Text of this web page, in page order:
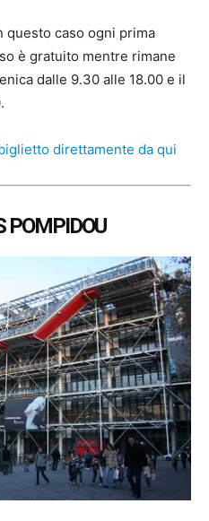
questo caso ogni prima
è gratuito mentre rimane
dalle 9.30 alle 18.00 e il
direttamente da qui
POMPIDOU